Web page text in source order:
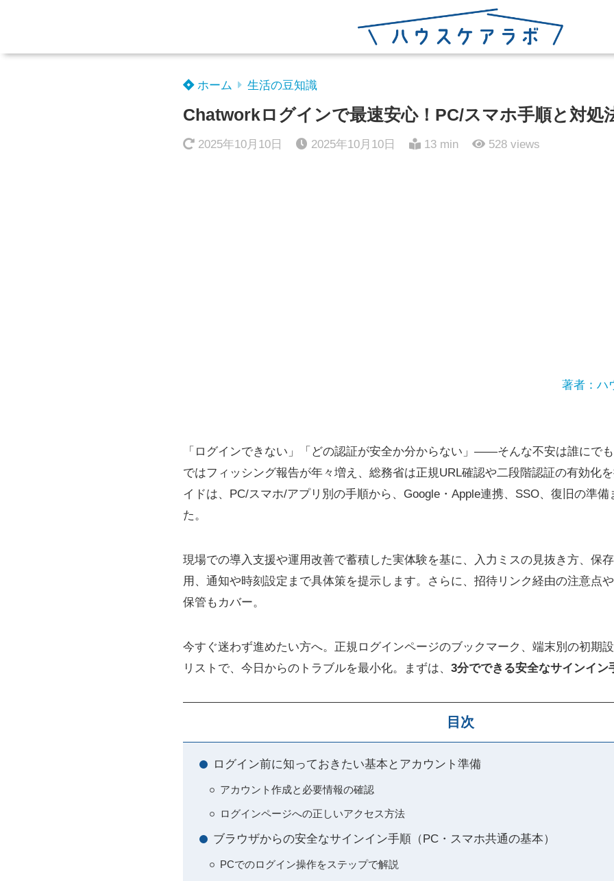
ホーム 生活の豆知識
Chatworkログインで最速安心！PC/スマホ手順と対処
2025年10月10日 2025年10月10日 13 min 528 views
著者：ハ
「ログインできない」「どの認証が安全か分からない」――そんな不安は誰にで
ではフィッシング報告が年々増え、総務省は正規URL確認や二段階認証の有効化
イドは、PC/スマホ/アプリ別の手順から、Google・Apple連携、SSO、復旧の準
た。
現場での導入支援や運用改善で蓄積した実体験を基に、入力ミスの見抜き方、保
用、通知や時刻設定まで具体策を提示します。さらに、招待リンク経由の注意点
保管もカバー。
今すぐ迷わず進めたい方へ。正規ログインページのブックマーク、端末別の初期
リストで、今日からのトラブルを最小化。まずは、 3分でできる安全なサインイン
目次
ログイン前に知っておきたい基本とアカウント準備
アカウント作成と必要情報の確認
ログインページへの正しいアクセス方法
ブラウザからの安全なサインイン手順（PC・スマホ共通の基本）
PCでのログイン操作をステップで解説